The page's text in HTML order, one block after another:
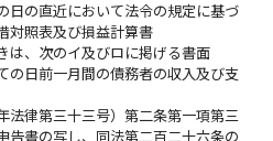
日の直近において法令の規定に基づ
対照表及び損益計算書
は、次のイ及びロに掲げる書面
の日前一月間の債務者の収入及び支
法律第三十三号）第二条第一項第三
告書の写し、同法第二百二十六条の